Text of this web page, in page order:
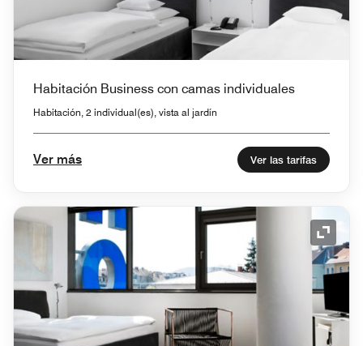
Habitación Business con camas individuales
Habitación, 2 individual(es), vista al jardín
Ver más Ver las tarifas
Icono